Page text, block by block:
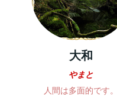
大和
やまと
人間は多面的です。